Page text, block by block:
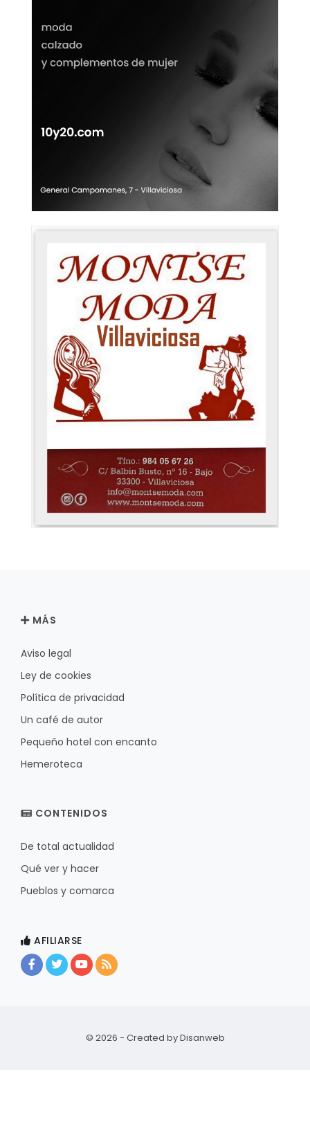
MÁS
Aviso legal
Ley de cookies
Política de privacidad
Un café de autor
Pequeño hotel con encanto
Hemeroteca
CONTENIDOS
De total actualidad
Qué ver y hacer
Pueblos y comarca
AFILIARSE
© 2026 - Created byDisanweb